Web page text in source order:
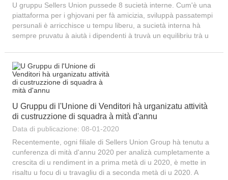
U gruppu Sellers Union pussede 8 sucietà interne. Cum'è una
piattaforma per i ghjovani per fà amicizia, sviluppà passatempi
persunali è arricchisce u tempu liberu, a sucietà interna hà
sempre pruvatu à aiutà i dipendenti à truvà un equilibriu trà u
U Gruppu di l'Unione di Venditori hà urganizatu attività
di custruzzione di squadra à mità d'annu
Data di publicazione: 08-01-2020
Recentemente, ogni filiale di Sellers Union Group hà tenutu a
cunferenza di mità d'annu 2020 per analizà cumpletamente a
crescita di u rendiment in a prima metà di u 2020, è mette in
risaltu u focu di u travagliu di a seconda metà di u 2020. A